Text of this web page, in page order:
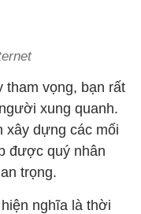
tham vọng, bạn rất
xung quanh.
xây dựng các mối
được quý nhân
trọng.
nghĩa là thời